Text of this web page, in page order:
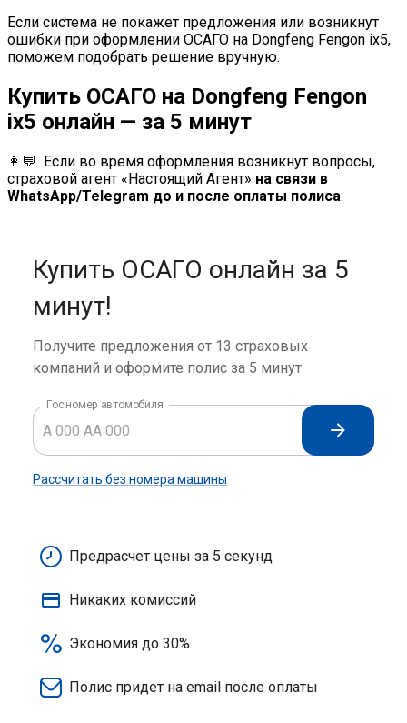
Если система не покажет предложения или возникнут
ошибки при оформлении ОСАГО на Dongfeng Fengon ix5,
поможем подобрать решение вручную.
Купить ОСАГО на Dongfeng Fengon
ix5 онлайн — за 5 минут
👩💬 Если во время оформления возникнут вопросы,
страховой агент «Настоящий Агент» на связи в
WhatsApp/Telegram до и после оплаты полиса.